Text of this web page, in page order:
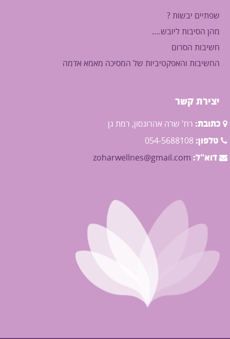
שפתיים יבשות ?
מהן הסיבות ליובש….
חשיבות הסרום
החשיבות והאפקטיביות של המסיכה מאמא אדמה
יצירת קשר
כתובת: רח' שרה אהרונסון, רמת גן
טלפון: 054-5688108
דוא"ל: zoharwellnes@gmail.com